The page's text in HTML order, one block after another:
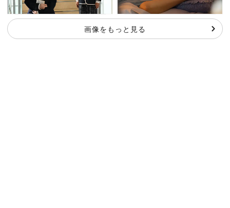
画像をもっと見る